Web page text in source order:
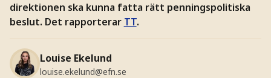
direktionen ska kunna fatta rätt penningspolitiska
beslut. Det rapporterar TT.
Louise Ekelund
louise.ekelund@efn.se